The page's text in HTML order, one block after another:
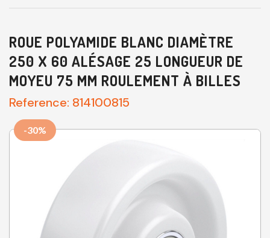
ROUE POLYAMIDE BLANC DIAMÈTRE
250 X 60 ALÉSAGE 25 LONGUEUR DE
MOYEU 75 MM ROULEMENT À BILLES
Reference: 814100815
-30%